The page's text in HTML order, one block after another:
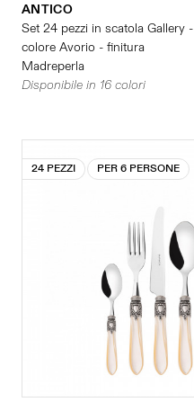
ANTICO
Set 24 pezzi in scatola Gallery -
colore Avorio - finitura
Madreperla
Disponibile in 16 colori
24 PEZZI PER 6 PERSONE